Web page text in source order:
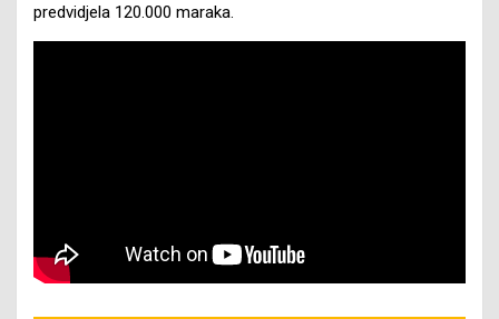
predvidjela 120.000 maraka.